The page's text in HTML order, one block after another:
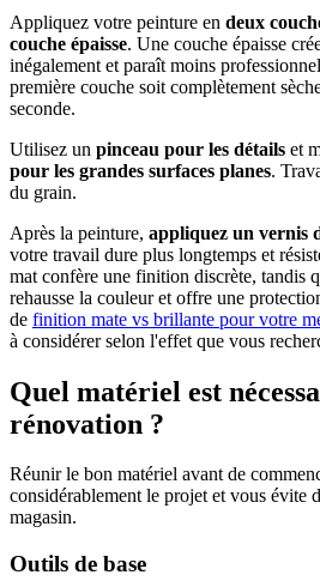
Appliquez votre peinture en deux
couche épaisse. Une couche épaisse
inégalement et paraît moins
première couche soit complètement
seconde.
Utilisez un pinceau pour les détails et
pour les grandes surfaces planes.
du grain.
Après la peinture, appliquez un vernis
votre travail dure plus longtemps et
mat confère une finition discrète, tandis
rehausse la couleur et offre une
de finition mate vs brillante pour votre
à considérer selon l'effet que vous
Quel matériel est
rénovation ?
Réunir le bon matériel avant de
considérablement le projet et vous évite
magasin.
Outils de base